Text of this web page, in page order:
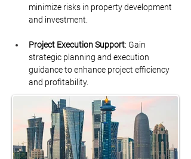
minimize risks in property development
and investment.
Project Execution Support: Gain
strategic planning and execution
guidance to enhance project efficiency
and profitability.